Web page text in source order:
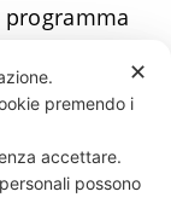
✕
premendo i
accettare.
possono